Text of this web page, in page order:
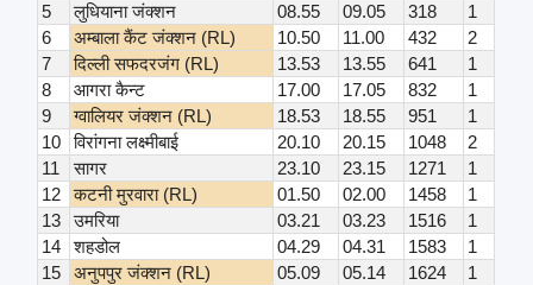
5
लुधियाना जंक्शन 08.55 09.05 318
1
6
अम्बाला कैंट जंक्शन (RL) 10.50 11.00 432
2
7
दिल्ली सफदरजंग (RL) 13.53 13.55 641
1
8
आगरा कैन्ट 17.00 17.05 832
1
9
ग्वालियर जंक्शन (RL) 18.53 18.55 951
1
10
विरांगना लक्ष्मीबाई 20.10 20.15 1048
2
11
सागर 23.10 23.15 1271
1
12
कटनी मुरवारा (RL) 01.50 02.00 1458
1
13
उमरिया 03.21 03.23 1516
1
14
शहडोल 04.29 04.31 1583
1
15
अनुपपुर जंक्शन (RL) 05.09 05.14 1624
1